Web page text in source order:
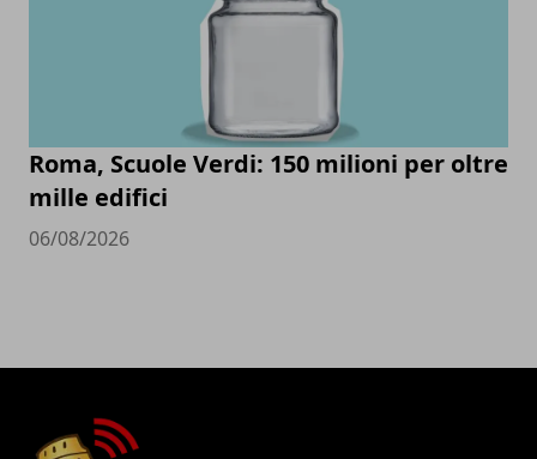
Roma, Scuole Verdi: 150 milioni per oltre
mille edifici
06/08/2026